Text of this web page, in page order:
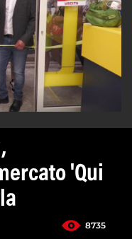
'Qui
8735